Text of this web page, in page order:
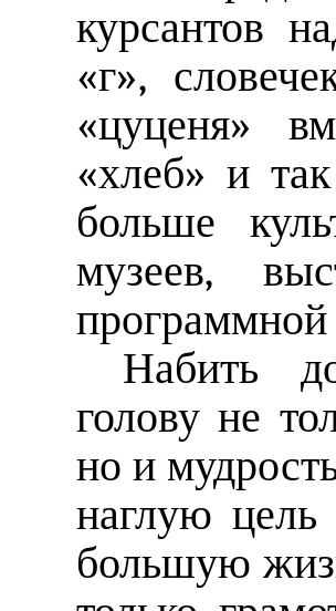
курсантов
«г»,
«цуценя»
«хлеб» и
больше
музеев,
Набить
голову не
но и
наглую
большую